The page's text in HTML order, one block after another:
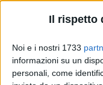
Il rispetto
Noi e i nostri 1733
informazioni su un
personali, come
h. via Venezia;
i. via Genovese;
k. piazzale IV
l. corso Vittorio
Novembre e via